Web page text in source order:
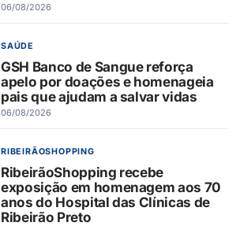
06/08/2026
SAÚDE
GSH Banco de Sangue reforça
apelo por doações e homenageia
pais que ajudam a salvar vidas
06/08/2026
RIBEIRÃOSHOPPING
RibeirãoShopping recebe
exposição em homenagem aos 70
anos do Hospital das Clínicas de
Ribeirão Preto